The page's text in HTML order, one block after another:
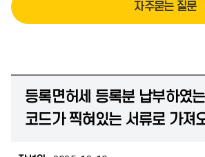
자주묻는 질문
등록면허세 등록분 납부하였
코드가 찍혀있는 서류로 가져